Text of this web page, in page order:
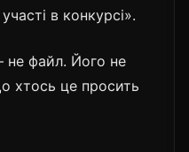
в конкурсі».
файл. Його не
хтось це просить